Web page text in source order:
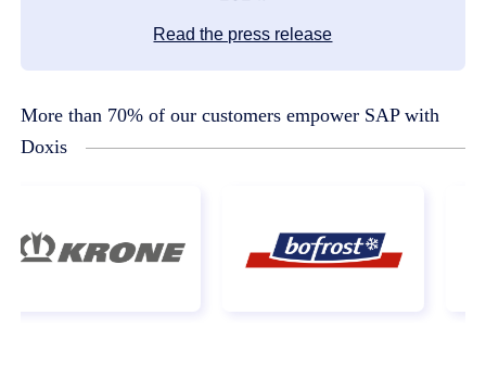
Read the press release
More than 70% of our customers empower SAP with
Doxis